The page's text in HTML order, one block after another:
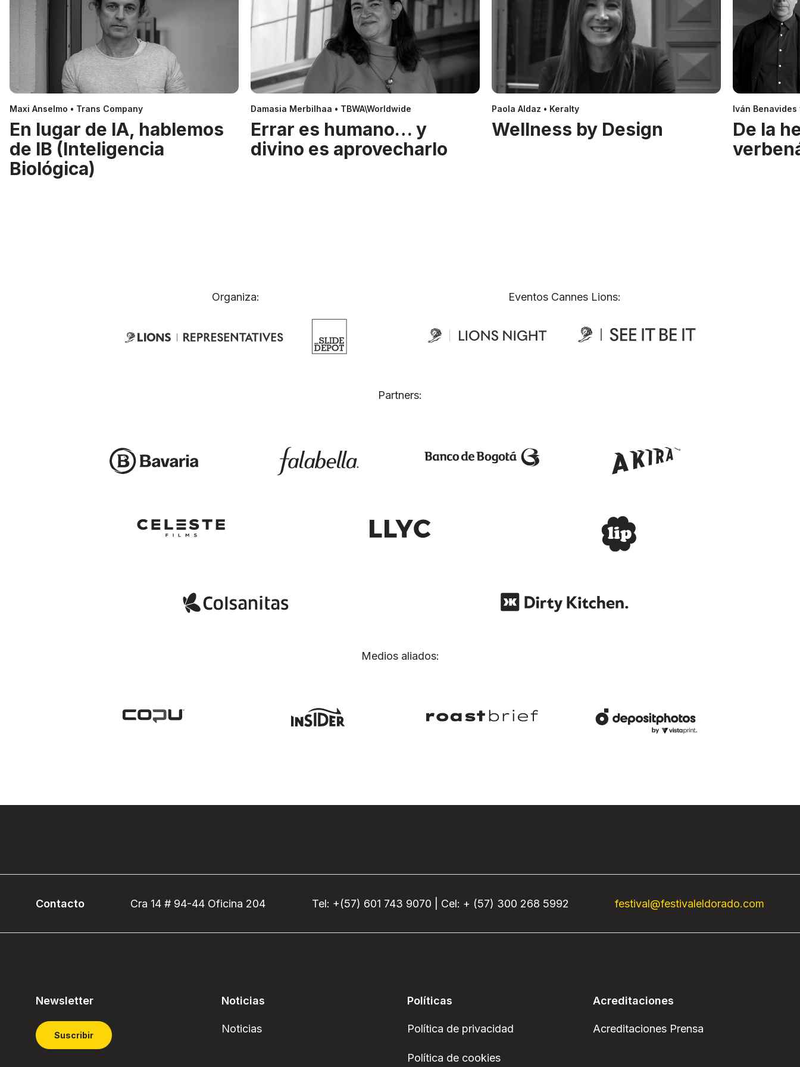
Maxi Anselmo • Trans Company
En lugar de IA, hablemos
de IB (Inteligencia
Biológica)
Damasia Merbilhaa • TBWA\Worldwide
Errar es humano… y
divino es aprovecharlo
Paola Aldaz • Keralty
Wellness by Design
Iván
De la
Organiza: Eventos Cannes Lions:
Partners:
Medios aliados:
Contacto Cra 14 # 94-44 Oficina 204 Tel: +(57) 601 743 9070 | Cel: + (57) 300 268 5992 festival@festivaleldorado.com
Newsletter
Suscribir
Noticias
Noticias
Políticas
Política de privacidad
Política de cookies
Acreditaciones
Acreditaciones Prensa